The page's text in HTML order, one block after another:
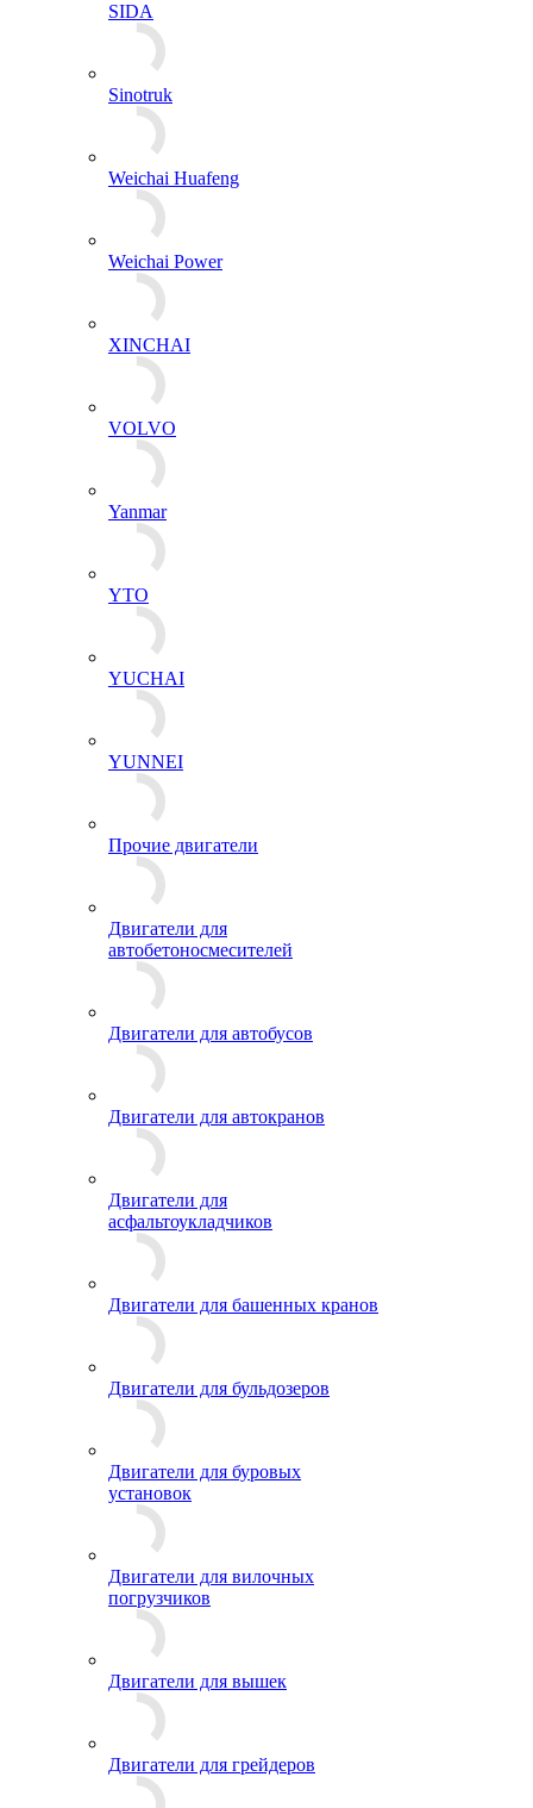
SIDA
Sinotruk
Weichai Huafeng
Weichai Power
XINCHAI
VOLVO
Yanmar
YTO
YUCHAI
YUNNEI
Прочие двигатели
Двигатели для
автобетоносмесителей
Двигатели для автобусов
Двигатели для автокранов
Двигатели для
асфальтоукладчиков
Двигатели для башенных кранов
Двигатели для бульдозеров
Двигатели для буровых
установок
Двигатели для вилочных
погрузчиков
Двигатели для вышек
Двигатели для грейдеров